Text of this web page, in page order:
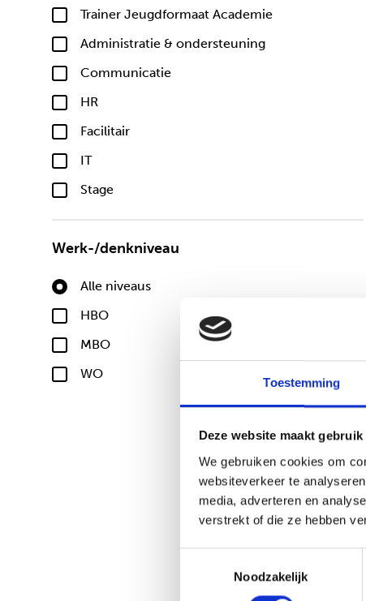
Toestemming
Deze website maakt
We gebruiken cookies om
websiteverkeer te
media, adverteren en
verstrekt of die ze hebben
Noodzakelijk
Trainer Jeugdformaat Academie
Administratie & ondersteuning
Communicatie
HR
Facilitair
IT
Stage
Werk-/denkniveau
Alle niveaus
HBO
MBO
WO